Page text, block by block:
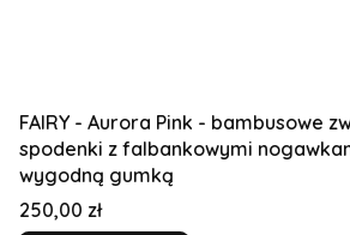
FAIRY - Aurora Pink - bambusowe
spodenki z falbankowymi
wygodną gumką
Cena
250,00 zł